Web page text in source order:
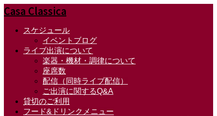
Casa Classica
スケジュール
イベントブログ
ライブ出演について
楽器・機材・調律について
座席数
配信（同時ライブ配信）
ご出演に関するQ&A
貸切のご利用
フード&ドリンクメニュー